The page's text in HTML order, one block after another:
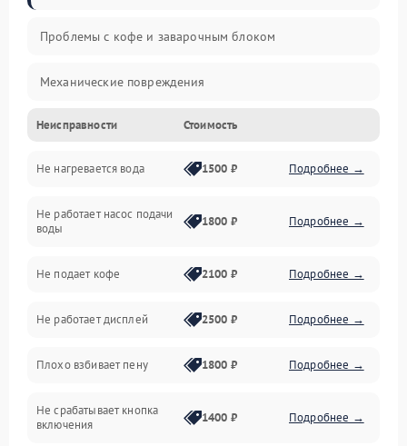
Проблемы с кофе и заварочным блоком
Механические повреждения
Прочие неисправности
Включение и работа
Проблемы с водой
Проблемы с капучинатором и паром
Управление и электроника
Программное обеспечение
Неисправности Стоимость
Не нагревается вода 1500 ₽ Подробнее →
Не работает насос подачи
воды
1800 ₽ Подробнее →
Не подает кофе 2100 ₽ Подробнее →
Не работает дисплей 2500 ₽ Подробнее →
Плохо взбивает пену 1800 ₽ Подробнее →
Не срабатывает кнопка
включения
1400 ₽ Подробнее →